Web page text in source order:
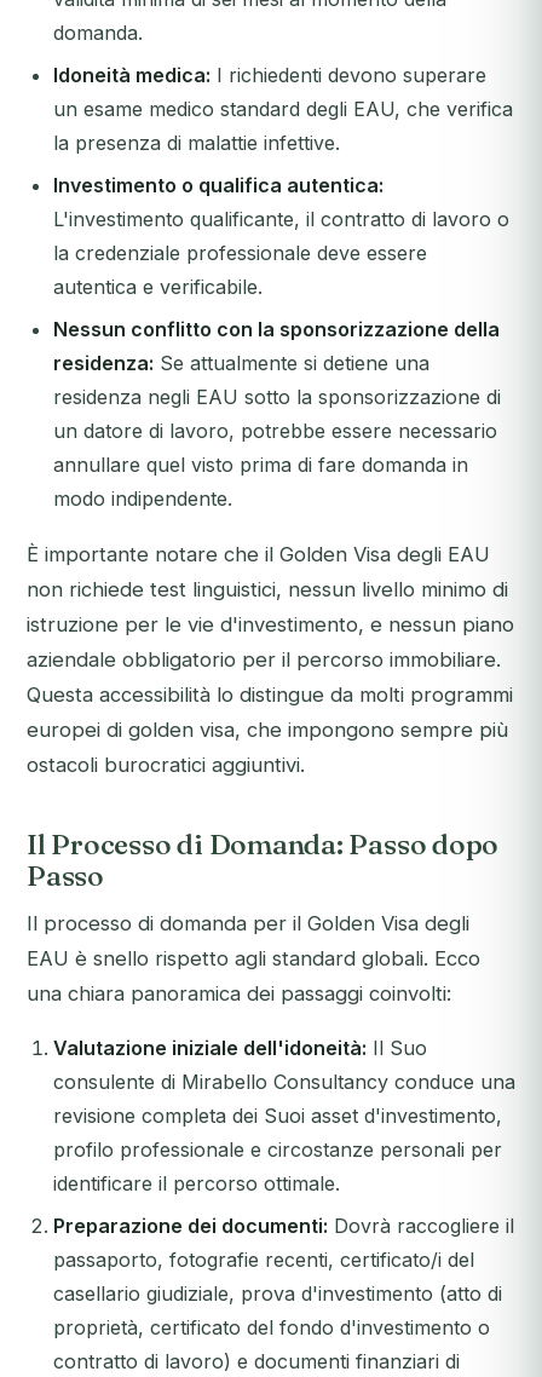
domanda.
Idoneità medica: I richiedenti devono superare
un esame medico standard degli EAU, che verifica
la presenza di malattie infettive.
Investimento o qualifica autentica:
L'investimento qualificante, il contratto di lavoro o
la credenziale professionale deve essere
autentica e verificabile.
Nessun conflitto con la sponsorizzazione della
residenza: Se attualmente si detiene una
residenza negli EAU sotto la sponsorizzazione di
un datore di lavoro, potrebbe essere necessario
annullare quel visto prima di fare domanda in
modo indipendente.
È importante notare che il Golden Visa degli EAU
non richiede test linguistici, nessun livello minimo di
istruzione per le vie d'investimento, e nessun piano
aziendale obbligatorio per il percorso immobiliare.
Questa accessibilità lo distingue da molti programmi
europei di golden visa, che impongono sempre più
ostacoli burocratici aggiuntivi.
Il Processo di Domanda: Passo dopo
Passo
Il processo di domanda per il Golden Visa degli
EAU è snello rispetto agli standard globali. Ecco
una chiara panoramica dei passaggi coinvolti:
Valutazione iniziale dell'idoneità: Il Suo
consulente di Mirabello Consultancy conduce una
revisione completa dei Suoi asset d'investimento,
profilo professionale e circostanze personali per
identificare il percorso ottimale.
Preparazione dei documenti: Dovrà raccogliere il
passaporto, fotografie recenti, certificato/i del
casellario giudiziale, prova d'investimento (atto di
proprietà, certificato del fondo d'investimento o
contratto di lavoro) e documenti finanziari di